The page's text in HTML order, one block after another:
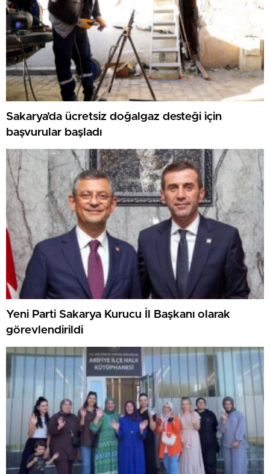
Sakarya’da ücretsiz doğalgaz desteği için
başvurular başladı
Yeni Parti Sakarya Kurucu İl Başkanı olarak
görevlendirildi